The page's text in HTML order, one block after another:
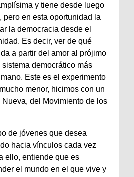
y tiene desde luego
pero en esta oportunidad la
la democracia desde el
Es decir, ver de qué
a partir del amor al prójimo
democrático más
Este es el experimento
menor, hicimos con un
del Movimiento de los
de jóvenes que desea
hacia vínculos cada vez
ello, entiende que es
el mundo en el que vive y